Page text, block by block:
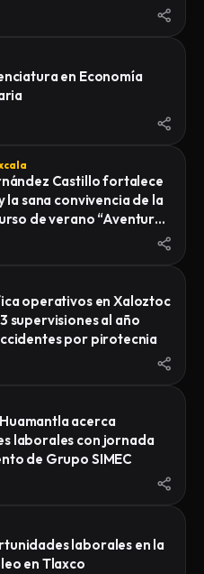
en Economía
Castillo fortalece
la sana convivencia de la
de verano “Aventuras
operativos en Xaloztoc
supervisiones al año
por pirotecnia
acerca
laborales con jornada
de Grupo SIMEC
laborales en la
en Tlaxco